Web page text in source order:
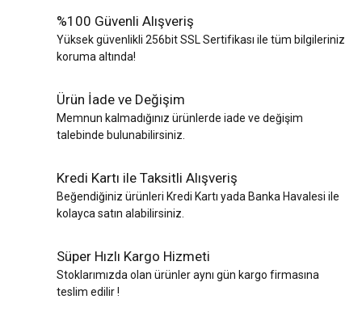
%100 Güvenli Alışveriş
Yüksek güvenlikli 256bit SSL Sertifikası ile tüm bilgileriniz
koruma altında!
Ürün İade ve Değişim
Memnun kalmadığınız ürünlerde iade ve değişim
talebinde bulunabilirsiniz.
Kredi Kartı ile Taksitli Alışveriş
Beğendiğiniz ürünleri Kredi Kartı yada Banka Havalesi ile
kolayca satın alabilirsiniz.
Süper Hızlı Kargo Hizmeti
Stoklarımızda olan ürünler aynı gün kargo firmasına
teslim edilir !